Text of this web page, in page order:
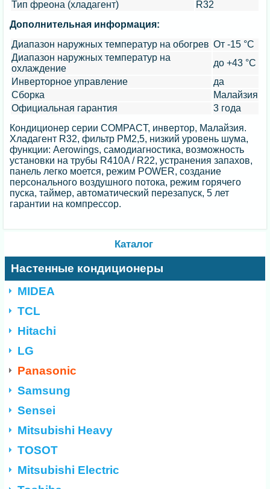
Тип фреона (хладагент)
R32
Дополнительная информация:
Диапазон наружных температур на обогрев От -15 °C
Диапазон наружных температур на
охлаждение
до +43 °C
Инверторное управление
да
Сборка
Малайзия
Официальная гарантия
3 года
Кондиционер серии COMPACT, инвертор, Малайзия.
Хладагент R32, фильтр PM2,5, низкий уровень шума,
функции: Aerowings, самодиагностика, возможность
установки на трубы R410A / R22, устранения запахов,
панель легко моется, режим POWER, создание
персонального воздушного потока, режим горячего
пуска, таймер, автоматический перезапуск, 5 лет
гарантии на компрессор.
Каталог
Настенные кондиционеры
MIDEA
TCL
Hitachi
LG
Panasonic
Samsung
Sensei
Mitsubishi Heavy
TOSOT
Mitsubishi Electric